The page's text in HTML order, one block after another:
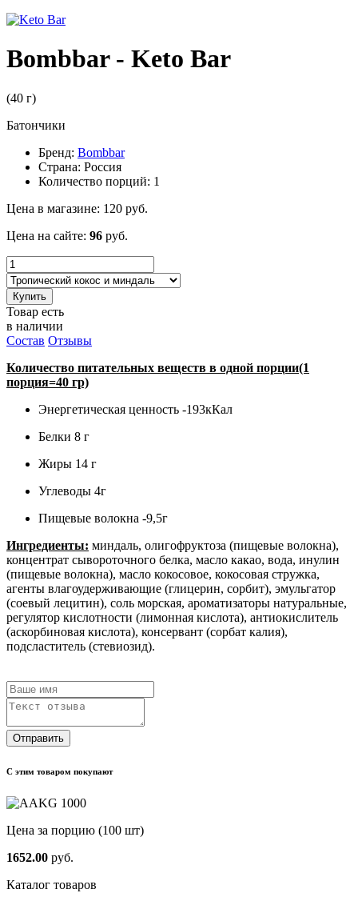
Bombbar - Keto Bar
(40 г)
Батончики
Бренд: Bombbar
Страна: Россия
Количество порций: 1
Цена в магазине: 120 руб.
Цена на сайте: 96 руб.
Купить
Товар есть
в наличии
Состав Отзывы
Количество питательных веществ в одной порции(1
порция=40 гр)
Энергетическая ценность -193кКал
Белки 8 г
Жиры 14 г
Углеводы 4г
Пищевые волокна -9,5г
Ингредиенты: миндаль, олигофруктоза (пищевые волокна),
концентрат сывороточного белка, масло какао, вода, инулин
(пищевые волокна), масло кокосовое, кокосовая стружка,
агенты влагоудерживающие (глицерин, сорбит), эмульгатор
(соевый лецитин), соль морская, ароматизаторы натуральные,
регулятор кислотности (лимонная кислота), антиокислитель
(аскорбиновая кислота), консервант (сорбат калия),
подсластитель (стевиозид).
Отправить
С этим товаром покупают
Цена за порцию (100 шт)
1652.00 руб.
Каталог товаров